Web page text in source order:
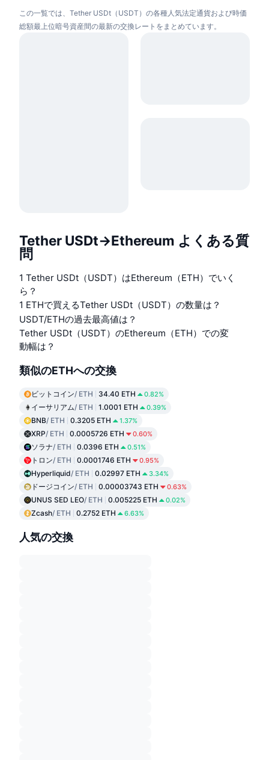
この一覧では、Tether USDt（USDT）の各種人気法定通貨および時価
総額最上位暗号資産間の最新の交換レートをまとめています。
Tether USDt→Ethereum よくある質
問
1 Tether USDt（USDT）はEthereum（ETH）でいく
ら？
1 ETHで買えるTether USDt（USDT）の数量は？
USDT/ETHの過去最高値は？
Tether USDt（USDT）のEthereum（ETH）での変
動幅は？
類似のETHへの交換
ビットコイン/ ETH 34.40 ETH 0.82%
イーサリアム/ ETH 1.0001 ETH 0.39%
BNB/ ETH 0.3205 ETH 1.37%
XRP/ ETH 0.0005726 ETH 0.60%
ソラナ/ ETH 0.0396 ETH 0.51%
トロン/ ETH 0.0001746 ETH 0.95%
Hyperliquid/ ETH 0.02997 ETH 3.34%
ドージコイン/ ETH 0.00003743 ETH 0.63%
UNUS SED LEO/ ETH 0.005225 ETH 0.02%
Zcash/ ETH 0.2752 ETH 6.63%
人気の交換